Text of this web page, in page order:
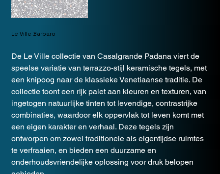
Le Ville Barbaro
De Le Ville collectie van Casalgrande Padana viert de
speelse variatie van terrazzo-stijl keramische tegels, met
een knipoog naar de klassieke Venetiaanse traditie. De
collectie toont een rijk palet aan kleuren en texturen, van
ingetogen natuurlijke tinten tot levendige, contrastrijke
combinaties, waardoor elk oppervlak tot leven komt met
een eigen karakter en verhaal. Deze tegels zijn
ontworpen om zowel traditionele als eigentijdse ruimtes
te verfraaien, en bieden een duurzame en
onderhoudsvriendelijke oplossing voor druk belopen